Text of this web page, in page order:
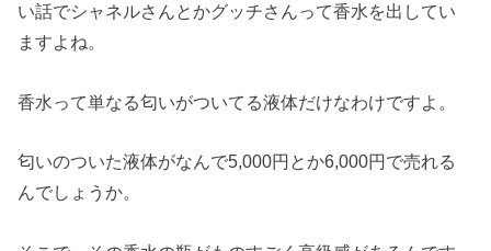
い話でシャネルさんとかグッチさんって香水を出してい
ますよね。
香水って単なる匂いがついてる液体だけなわけですよ。
匂いのついた液体がなんで5,000円とか6,000円で売れる
んでしょうか。